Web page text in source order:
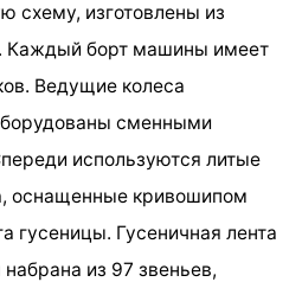
схему, изготовлены из
Каждый борт машины имеет
Ведущие колеса
сменными
используются литые
оснащенные кривошипом
гусеницы. Гусеничная лента
из 97 звеньев,